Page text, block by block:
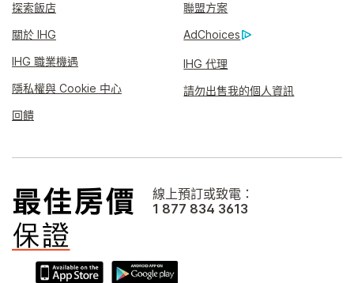
探索飯店
聯盟方案
關於 IHG
AdChoices
IHG 職業機遇
IHG 代理
隱私權與 Cookie 中心
請勿出售我的個人資訊
回饋
線上預訂或致電：
1 877 834 3613